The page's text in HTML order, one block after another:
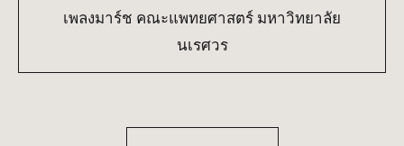
เพลงมาร์ช คณะแพทยศาสตร์ มหาวิทยาลัย
นเรศวร